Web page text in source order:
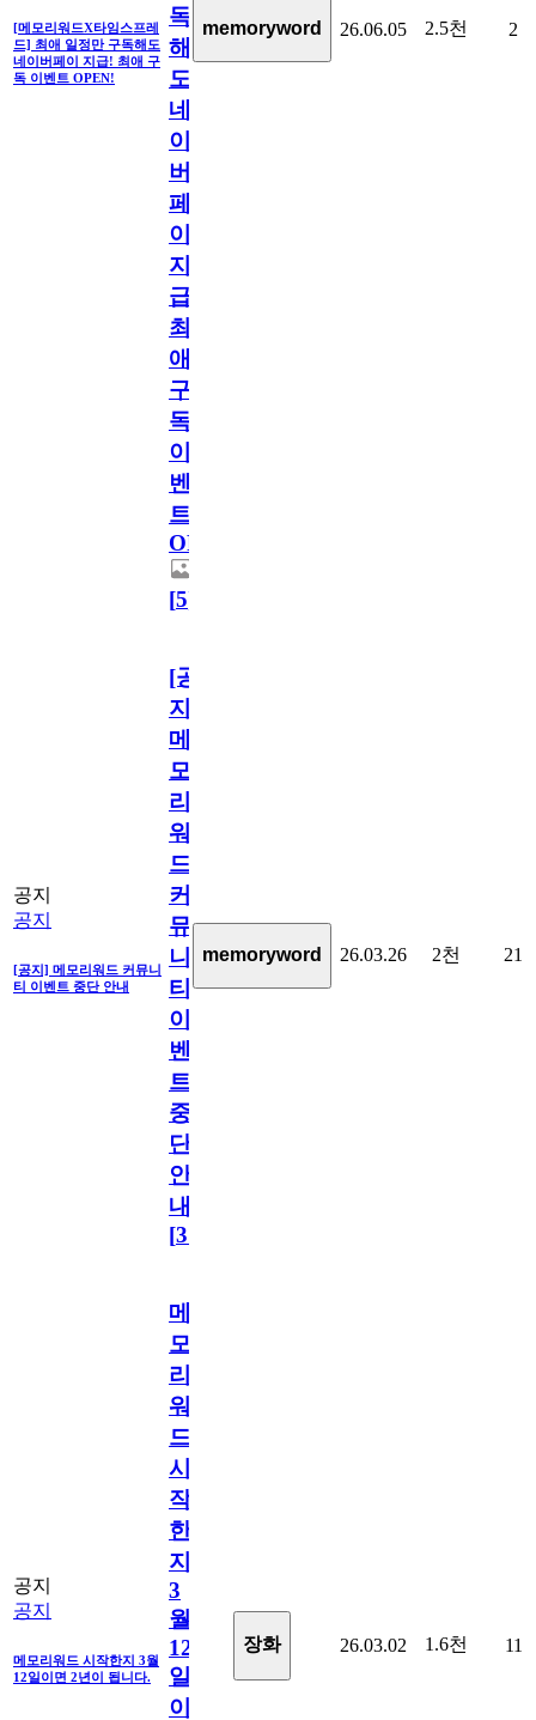
[메모리워드X타임스프레
드] 최애 일정만 구독해도
네이버페이 지급! 최애 구
독 이벤트 OPEN!
독
해
도
네
이
버
페
이
지
급!
최
애
구
독
이
벤
트
OPEN!
[5]
memoryword 26.06.05 2.5천 2
공지
공지
[공지] 메모리워드 커뮤니
티 이벤트 중단 안내
[공
지]
메
모
리
워
드
커
뮤
니
티
이
벤
트
중
단
안
내
[31
memoryword 26.03.26 2천 21
공지
공지
메모리워드 시작한지 3월
12일이면 2년이 됩니다.
메
모
리
워
드
시
작
한
지
3
월
12
일
이
장화 26.03.02 1.6천 11